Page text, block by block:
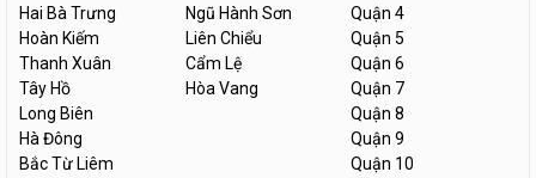
Hai Bà Trưng
Hoàn Kiếm
Thanh Xuân
Tây Hồ
Long Biên
Hà Đông
Bắc Từ Liêm
Ngũ Hành Sơn
Liên Chiểu
Cẩm Lệ
Hòa Vang
Quận 4
Quận 5
Quận 6
Quận 7
Quận 8
Quận 9
Quận 10